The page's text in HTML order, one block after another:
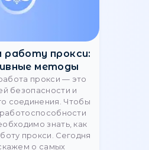
proxy w kilku krokach.